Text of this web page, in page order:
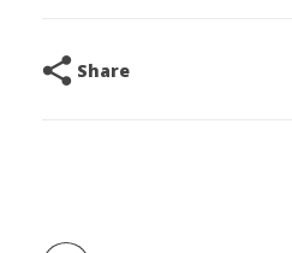
Share